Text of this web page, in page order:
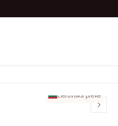
Lietuviška prekė